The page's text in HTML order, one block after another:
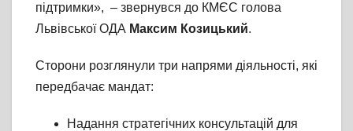
підтримки», – звернувся до КМЄС голова
Львівської ОДА Максим Козицький.
Сторони розглянули три напрями діяльності, які
передбачає мандат:
Надання стратегічних консультацій для